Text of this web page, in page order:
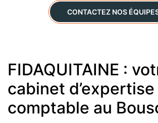
CONTACTEZ NOS
FIDAQUITAINE :
cabinet d’expertise
comptable au